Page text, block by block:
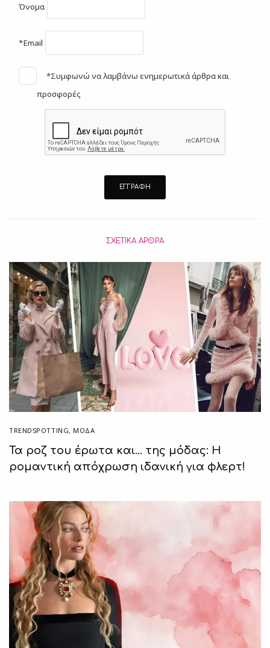
Όνομα
*Email
*Συμφωνώ να λαμβάνω ενημερωτικά άρθρα και
προσφορές
ΣΧΕΤΙΚΆ ΆΡΘΡΑ
TRENDSPOTTING, ΜΟΔΑ
Τα ροζ του έρωτα και… της μόδας: Η
ρομαντική απόχρωση ιδανική για φλερτ!